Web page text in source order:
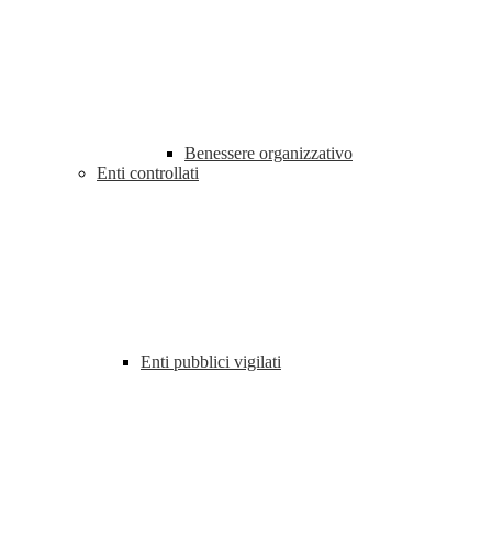
Benessere organizzativo
Enti controllati
Enti pubblici vigilati